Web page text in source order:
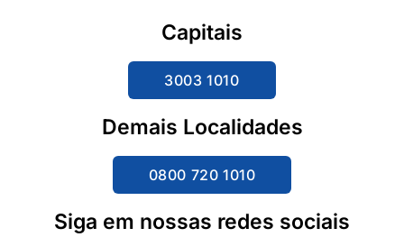
Capitais
3003 1010
Demais Localidades
0800 720 1010
Siga em nossas redes sociais